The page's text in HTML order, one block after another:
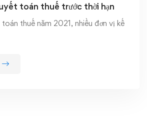
toán thuế trước thời hạn
thuế năm 2021, nhiều đơn vị kế